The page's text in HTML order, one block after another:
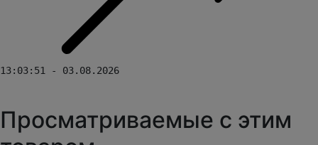
13:03:51 - 03.08.2026
Просматриваемые с этим